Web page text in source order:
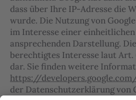
dass über Ihre IP-Adresse die
wurde. Die Nutzung von
im Interesse einer
ansprechenden Darstellung.
berechtigtes Interesse laut Art.
dar. Sie finden weitere
https://
der Datenschutzerklärung von